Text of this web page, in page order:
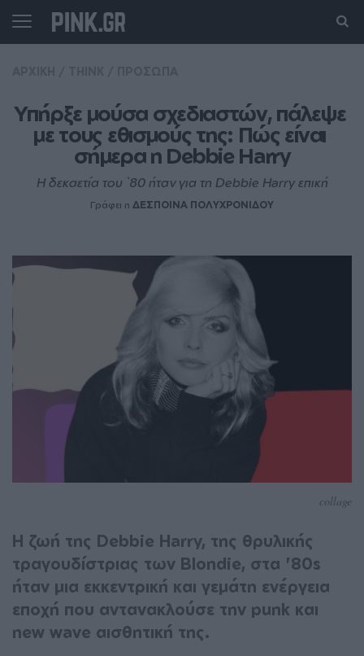
Υπήρξε μούσα σχεδιαστών, πάλεψε
με τους εθισμούς της: Πώς είναι
σήμερα η Debbie Harry
Η δεκαετία του `80 ήταν για τη Debbie Harry επική
Γράφει η ΔΕΣΠΟΙΝΑ ΠΟΛΥΧΡΟΝΙΔΟΥ
collage
Η ζωή της Debbie Harry, της θρυλικής
τραγουδίστριας των Blondie, στα '80s
ήταν μια εκκεντρική και γεμάτη ενέργεια
εποχή που αντανακλούσε την punk και
new wave αισθητική της.